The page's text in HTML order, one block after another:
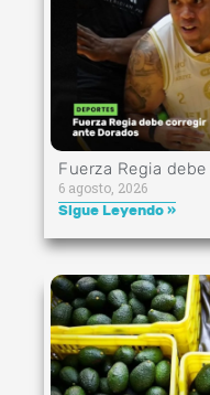
Fuerza Regia
6 agosto, 2026
Sigue Leyendo »